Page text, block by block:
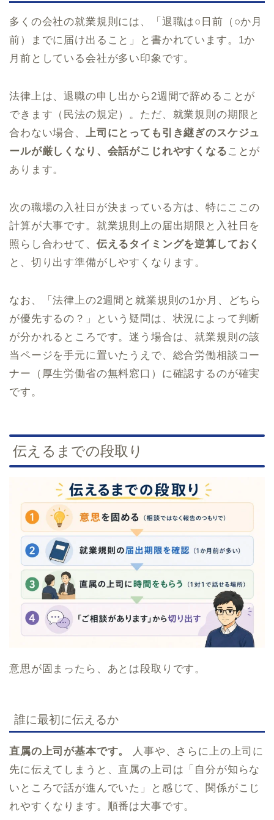
多くの会社の就業規則には、「退職は○日前（○か月
前）までに届け出ること」と書かれています。1か
月前としている会社が多い印象です。
法律上は、退職の申し出から2週間で辞めることが
できます（民法の規定）。ただ、就業規則の期限と
合わない場合、
上司にとっても引き継ぎのスケジュ
ールが厳しくなり、会話がこじれやすくなる ことが
あります。
次の職場の入社日が決まっている方は、特にここの
計算が大事です。就業規則上の届出期限と入社日を
照らし合わせて、 伝えるタイミングを逆算しておく
と、切り出す準備がしやすくなります。
なお、「法律上の2週間と就業規則の1か月、どちら
が優先するの？」という疑問は、状況によって判断
が分かれるところです。迷う場合は、就業規則の該
当ページを手元に置いたうえで、総合労働相談コー
ナー（厚生労働省の無料窓口）に確認するのが確実
です。
伝えるまでの段取り
意思が固まったら、あとは段取りです。
誰に最初に伝えるか
直属の上司が基本です。
人事や、さらに上の上司に
先に伝えてしまうと、直属の上司は「自分が知らな
いところで話が進んでいた」と感じて、関係がこじ
れやすくなります。順番は大事です。